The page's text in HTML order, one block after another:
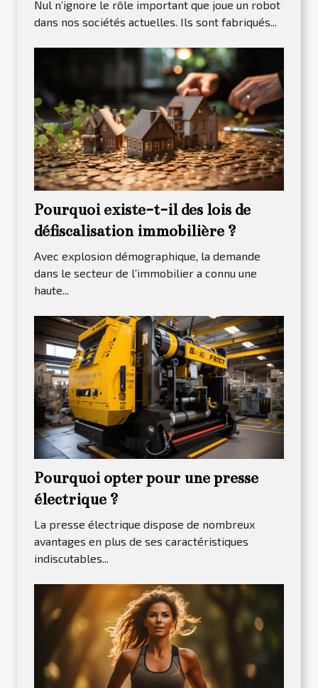
Nul n’ignore le rôle important que joue un robot
dans nos sociétés actuelles. Ils sont fabriqués...
Pourquoi existe-t-il des lois de
défiscalisation immobilière ?
Avec explosion démographique, la demande
dans le secteur de l’immobilier a connu une
haute...
Pourquoi opter pour une presse
électrique ?
La presse électrique dispose de nombreux
avantages en plus de ses caractéristiques
indiscutables...